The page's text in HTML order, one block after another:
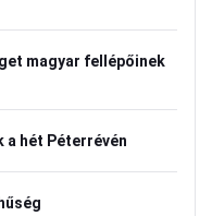
magyar fellépőinek
a hét Péterrévén